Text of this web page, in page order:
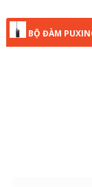
BỘ ĐÀM